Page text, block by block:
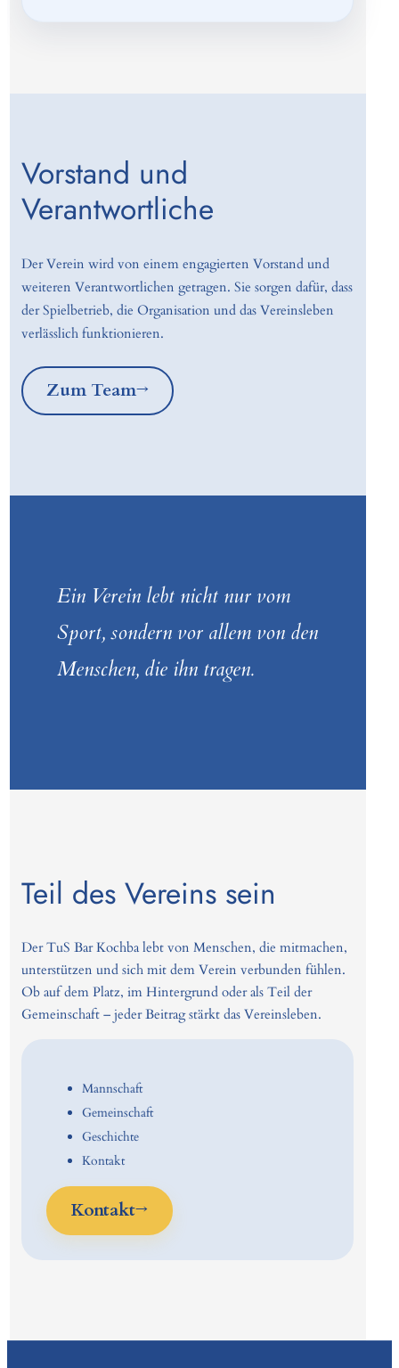
Vorstand und
Verantwortliche
Der Verein wird von einem engagierten Vorstand und
weiteren Verantwortlichen getragen. Sie sorgen dafür, dass
der Spielbetrieb, die Organisation und das Vereinsleben
verlässlich funktionieren.
Zum Team
Ein Verein lebt nicht nur vom
Sport, sondern vor allem von den
Menschen, die ihn tragen.
Teil des Vereins sein
Der TuS Bar Kochba lebt von Menschen, die mitmachen,
unterstützen und sich mit dem Verein verbunden fühlen.
Ob auf dem Platz, im Hintergrund oder als Teil der
Gemeinschaft – jeder Beitrag stärkt das Vereinsleben.
Mannschaft
Gemeinschaft
Geschichte
Kontakt
Kontakt